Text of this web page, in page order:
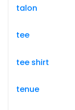
talon
tee
tee shirt
tenue